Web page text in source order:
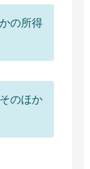
の所得
のほか